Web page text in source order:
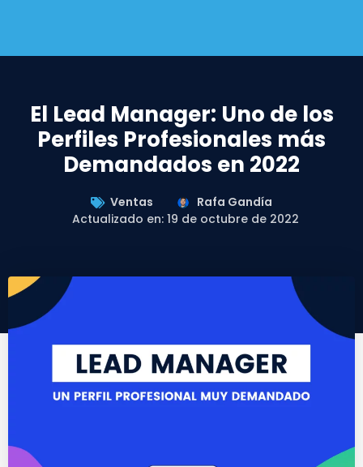
El Lead Manager: Uno de los
Perfiles Profesionales más
Demandados en 2022
Ventas
Rafa Gandía
Actualizado en: 19 de octubre de 2022